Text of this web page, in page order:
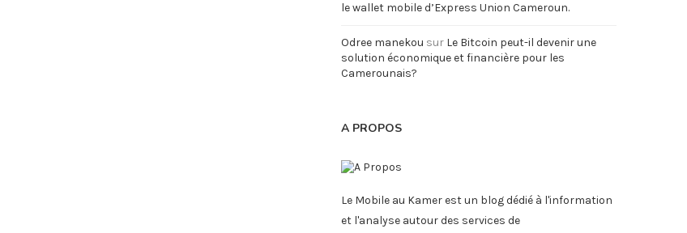
le wallet mobile d’Express Union Cameroun.
Odree manekou sur Le Bitcoin peut-il devenir une
solution économique et financière pour les
Camerounais?
A PROPOS
Le Mobile au Kamer est un blog dédié à l'information
et l'analyse autour des services de